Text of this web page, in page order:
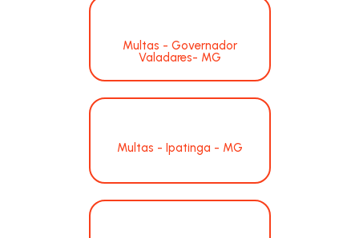
Multas - Governador
Valadares- MG
Multas - Ipatinga - MG